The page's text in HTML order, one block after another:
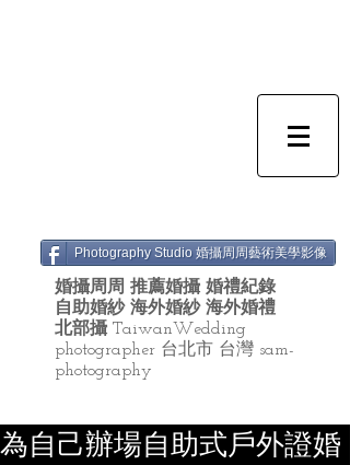
Photography Studio 婚攝周周藝術美學影像
婚攝周周 推薦婚攝 婚禮紀錄
自助婚紗 海外婚紗 海外婚禮
北部攝 TaiwanWedding
photographer 台北市 台灣 sam-
photography
為自己辦場自助式戶外證婚